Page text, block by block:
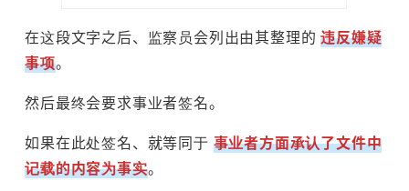
在这段文字之后、监察员会列出由其整理的违反嫌疑
事项。
然后最终会要求事业者签名。
如果在此处签名、就等同于 事业者方面承认了文件中
记载的内容为事实。